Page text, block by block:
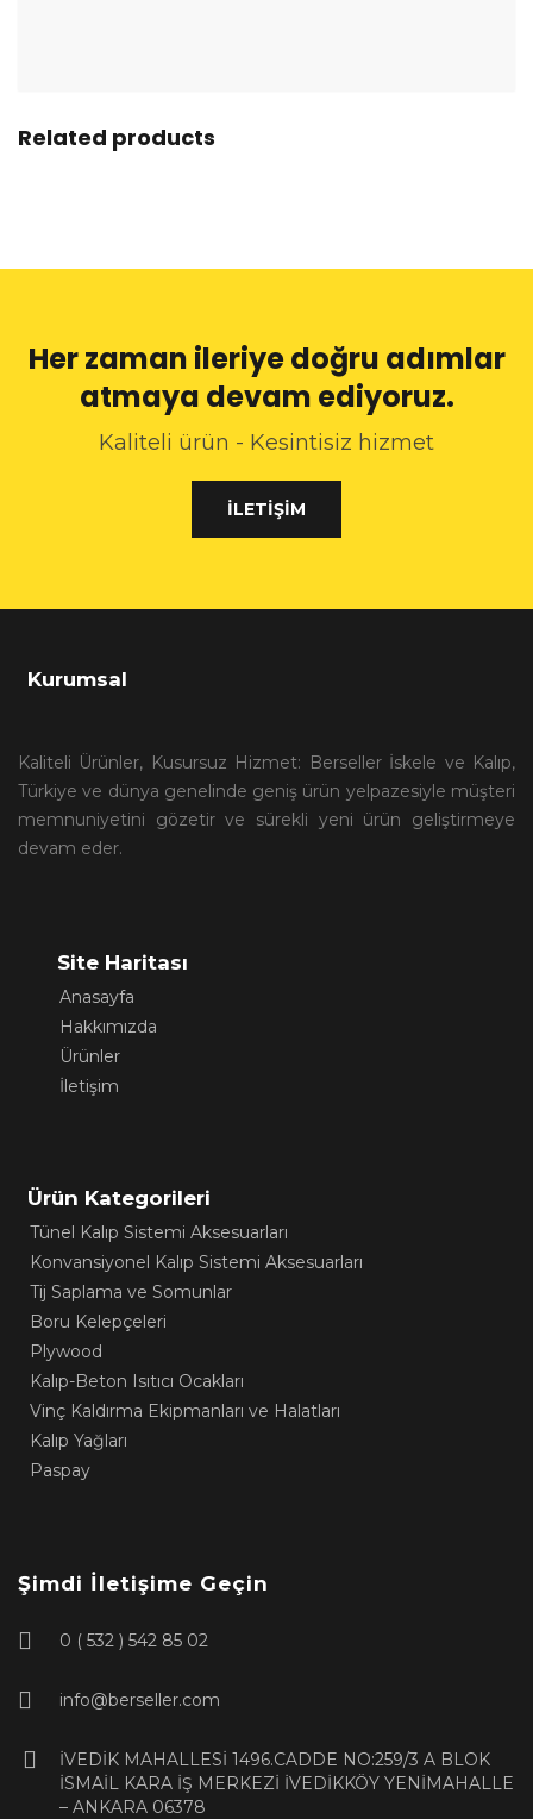
Related products
Her zaman ileriye doğru adımlar
atmaya devam ediyoruz.
Kaliteli ürün - Kesintisiz hizmet
İLETIŞIM
Kurumsal
Kaliteli Ürünler, Kusursuz Hizmet: Berseller İskele ve Kalıp,
Türkiye ve dünya genelinde geniş ürün yelpazesiyle müşteri
memnuniyetini gözetir ve sürekli yeni ürün geliştirmeye
devam eder.
Site Haritası
Anasayfa
Hakkımızda
Ürünler
İletişim
Ürün Kategorileri
Tünel Kalıp Sistemi Aksesuarları
Konvansiyonel Kalıp Sistemi Aksesuarları
Tij Saplama ve Somunlar
Boru Kelepçeleri
Plywood
Kalıp-Beton Isıtıcı Ocakları
Vinç Kaldırma Ekipmanları ve Halatları
Kalıp Yağları
Paspay
Şimdi İletişime Geçin
0 ( 532 ) 542 85 02
info@berseller.com
İVEDİK MAHALLESİ 1496.CADDE NO:259/3 A BLOK
İSMAİL KARA İŞ MERKEZİ İVEDİKKÖY YENİMAHALLE
– ANKARA 06378